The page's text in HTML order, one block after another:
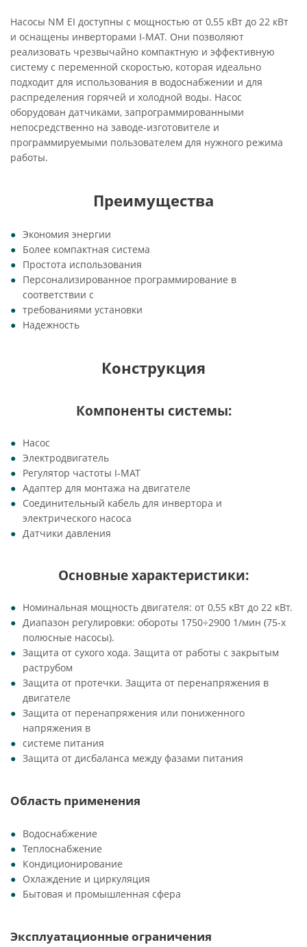
Насосы NM EI доступны с мощностью от 0,55 кВт до 22 кВт
и оснащены инверторами I-MAT. Они позволяют
реализовать чрезвычайно компактную и эффективную
систему с переменной скоростью, которая идеально
подходит для использования в водоснабжении и для
распределения горячей и холодной воды. Насос
оборудован датчиками, запрограммированными
непосредственно на заводе-изготовителе и
программируемыми пользователем для нужного режима
работы.
Преимущества
Экономия энергии
Более компактная система
Простота использования
Персонализированное программирование в
соответствии с
требованиями установки
Надежность
Конструкция
Компоненты системы:
Насос
Электродвигатель
Регулятор частоты I-MAT
Адаптер для монтажа на двигателе
Соединительный кабель для инвертора и
электрического насоса
Датчики давления
Основные характеристики:
Номинальная мощность двигателя: от 0,55 кВт до 22 кВт.
Диапазон регулировки: обороты 1750÷2900 1/мин (75-х
полюсные насосы).
Защита от сухого хода. Защита от работы с закрытым
раструбом
Защита от протечки. Защита от перенапряжения в
двигателе
Защита от перенапряжения или пониженного
напряжения в
системе питания
Защита от дисбаланса между фазами питания
Область применения
Водоснабжение
Теплоснабжение
Кондиционирование
Охлаждение и циркуляция
Бытовая и промышленная сфера
Эксплуатационные ограничения